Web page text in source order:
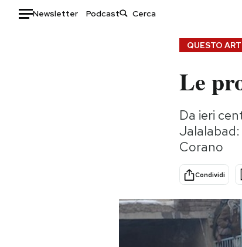
Newsletter Podcast
Consumismi
Storie/Idee
Ok Boomer!
Europa
Altrecose
Mondiali calcio 2026
QUESTO
Le
Da ieri
Corano
Condividi